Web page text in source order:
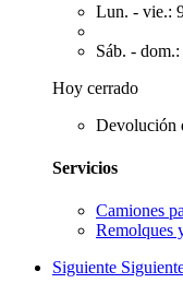
Lun. - vie.:
Sáb. -
Hoy cerrado
Devolución
Servicios
Camiones
Remolques
Siguiente